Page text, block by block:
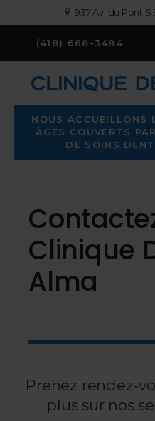
937 Av. du Pont S
(418) 668-3484
NOUS ACCUEILLONS
ÂGES COUVERTS
DE SOINS
Clinique
Alma
Prenez rendez-
plus sur nos